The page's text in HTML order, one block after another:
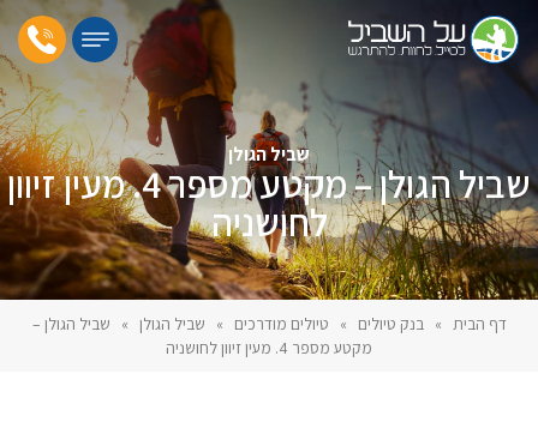
שביל הגולן
שביל הגולן – מקטע מספר 4. מעין זיוון
לחושניה
דף הבית »בנק טיולים » טיולים מודרכים » שביל הגולן » שביל הגולן –
מקטע מספר 4. מעין זיוון לחושניה